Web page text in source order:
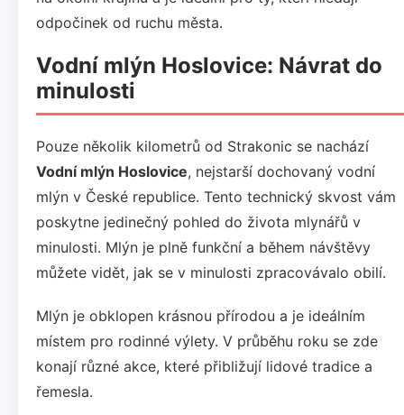
odpočinek od ruchu města.
Vodní mlýn Hoslovice: Návrat do
minulosti
Pouze několik kilometrů od Strakonic se nachází
Vodní mlýn Hoslovice, nejstarší dochovaný vodní
mlýn v České republice. Tento technický skvost vám
poskytne jedinečný pohled do života mlynářů v
minulosti. Mlýn je plně funkční a během návštěvy
můžete vidět, jak se v minulosti zpracovávalo obilí.
Mlýn je obklopen krásnou přírodou a je ideálním
místem pro rodinné výlety. V průběhu roku se zde
konají různé akce, které přibližují lidové tradice a
řemesla.